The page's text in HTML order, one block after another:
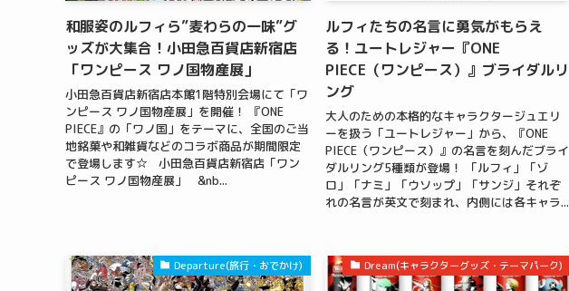
和服姿のルフィら”麦わらの一味”グ
ッズが大集合！小田急百貨店新宿店
「ワンピース ワノ国物産展」
小田急百貨店新宿店本館1階特別会場にて「ワ
ンピース ワノ国物産展」を開催！ 『ONE
PIECE』の「ワノ国」をテーマに、全国のご当
地銘菓や和雑貨などのコラボ商品が期間限定
で登場します☆ 小田急百貨店新宿店「ワン
ピース ワノ国物産展」 &nb...
ルフィたちの名言に勇気がもらえ
る！ユートレジャー『ONE
PIECE（ワンピース）』ブライダルリ
ング
大人のための本格的なキャラクタージュエリ
ーを扱う「ユートレジャー」から、『ONE
PIECE（ワンピース）』の名言を刻んだブライ
ダルリング5種類が登場！ 「ルフィ」「ゾ
ロ」「ナミ」「ウソップ」「サンジ」それぞ
れの名言が英文で刻まれ、内側には各キャラ...
Departure(旅行・おでかけ) Dream(キャラクターグッズ・テーマパーク)